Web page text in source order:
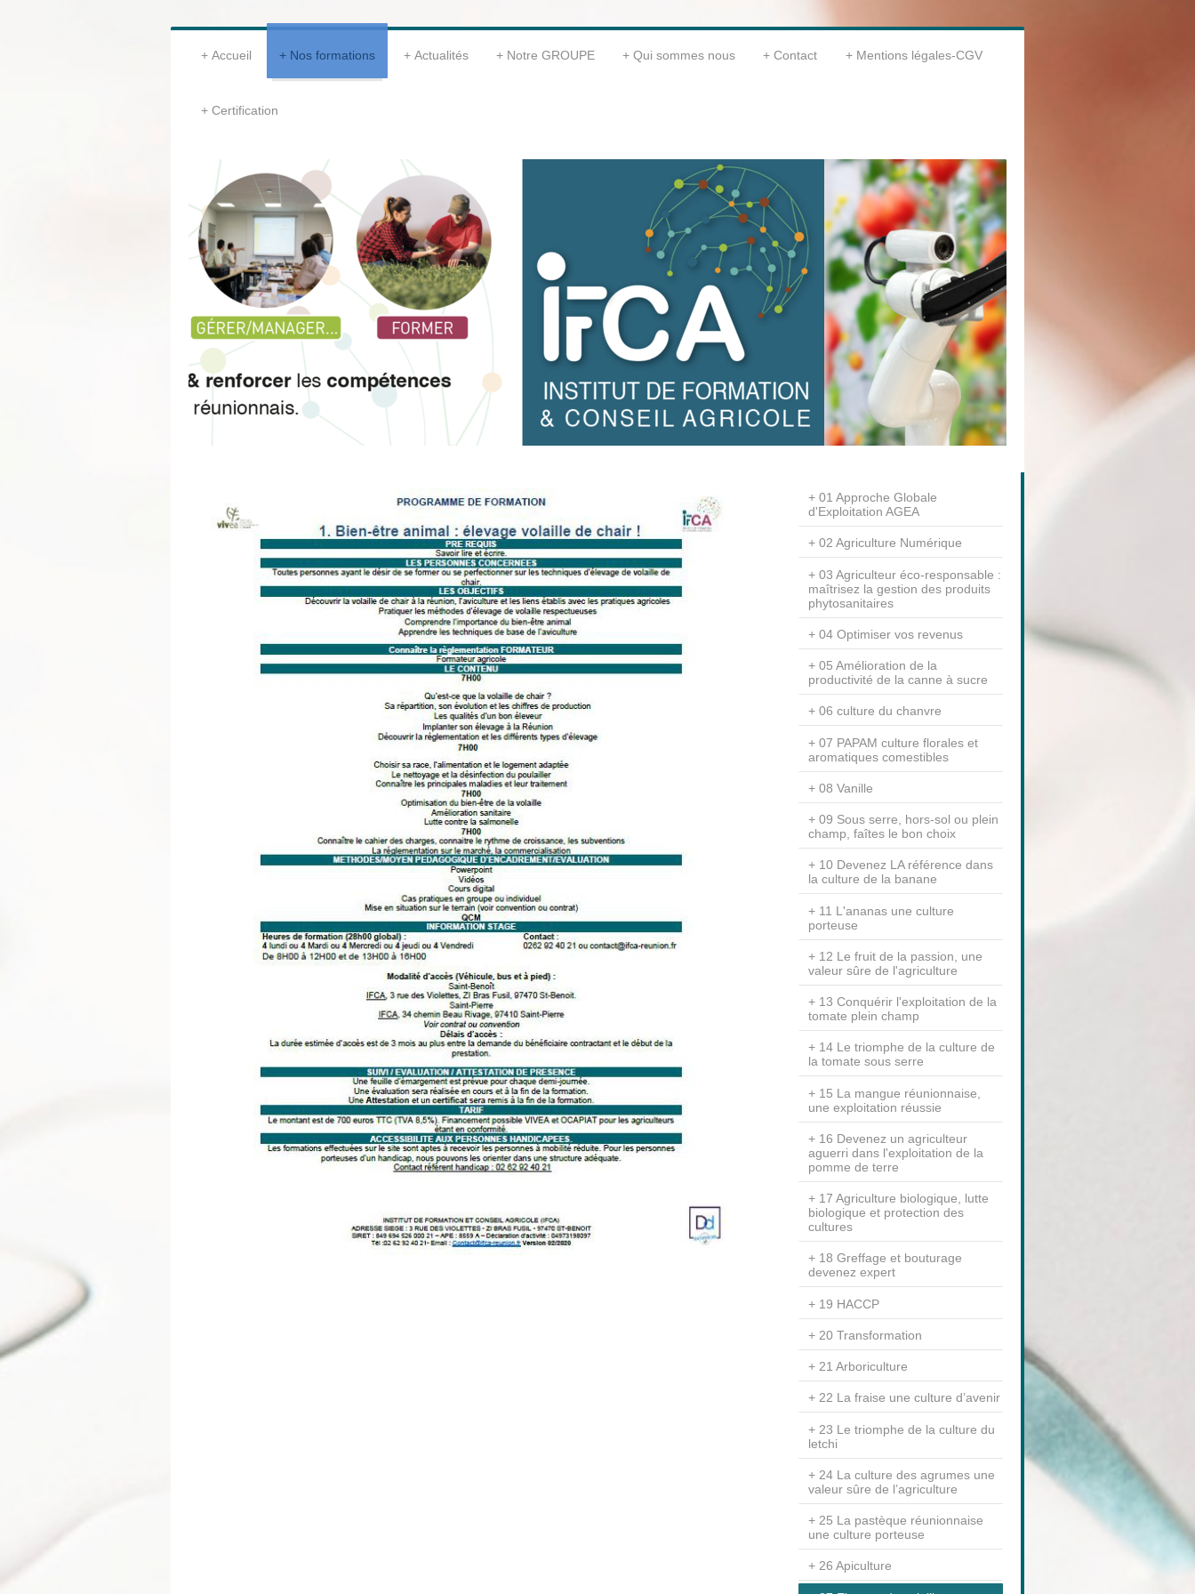
Accueil Nos formations Actualités Notre GROUPE Qui sommes nous Contact Mentions légales-CGV
Certification
01 Approche Globale
d'Exploitation AGEA
02 Agriculture Numérique
03 Agriculteur éco-responsable :
maîtrisez la gestion des produits
phytosanitaires
04 Optimiser vos revenus
05 Amélioration de la
productivité de la canne à sucre
06 culture du chanvre
07 PAPAM culture florales et
aromatiques comestibles
08 Vanille
09 Sous serre, hors-sol ou plein
champ, faîtes le bon choix
10 Devenez LA référence dans
la culture de la banane
11 L'ananas une culture
porteuse
12 Le fruit de la passion, une
valeur sûre de l'agriculture
13 Conquérir l'exploitation de la
tomate plein champ
14 Le triomphe de la culture de
la tomate sous serre
15 La mangue réunionnaise,
une exploitation réussie
16 Devenez un agriculteur
aguerri dans l'exploitation de la
pomme de terre
17 Agriculture biologique, lutte
biologique et protection des
cultures
18 Greffage et bouturage
devenez expert
19 HACCP
20 Transformation
21 Arboriculture
22 La fraise une culture d’avenir
23 Le triomphe de la culture du
letchi
24 La culture des agrumes une
valeur sûre de l’agriculture
25 La pastèque réunionnaise
une culture porteuse
26 Apiculture